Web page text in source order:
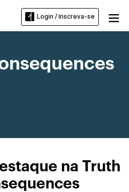
Login / Inscreva-se
na Truth